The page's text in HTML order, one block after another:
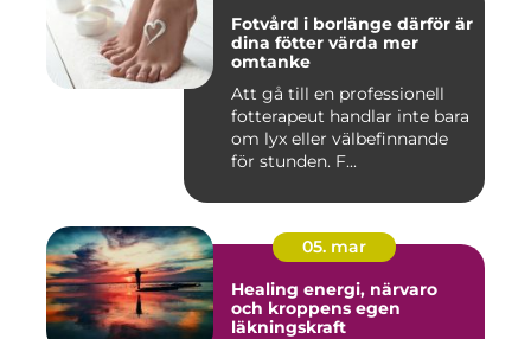
Fotvård i borlänge därför är
dina fötter värda mer
omtanke
Att gå till en professionell
fotterapeut handlar inte bara
om lyx eller välbefinnande
för stunden. F...
05. mar
Healing energi, närvaro
och kroppens egen
läkningskraft